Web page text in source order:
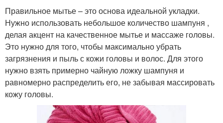
Правильное мытье – это основа идеальной укладки.
Нужно использовать небольшое количество шампуня ,
делая акцент на качественное мытье и массаже головы.
Это нужно для того, чтобы максимально убрать
загрязнения и пыль с кожи головы и волос. Для этого
нужно взять примерно чайную ложку шампуня и
равномерно распределить его, не забывая массировать
кожу головы.